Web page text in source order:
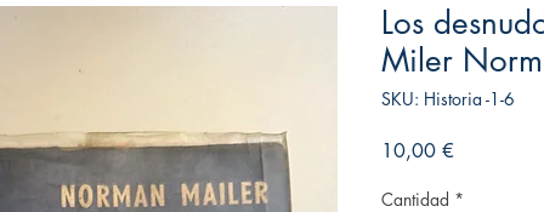
Los
Miler
SKU: Historia -1-6
10,00 €
Cantidad *